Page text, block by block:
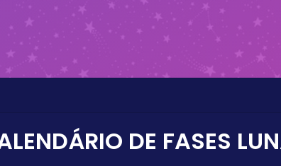
DE FASES